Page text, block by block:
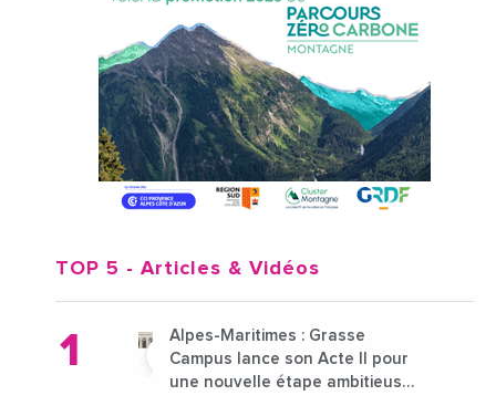
TOP 5 - Articles & Vidéos
Alpes-Maritimes : Grasse
Campus lance son Acte II pour
une nouvelle étape ambitieuse